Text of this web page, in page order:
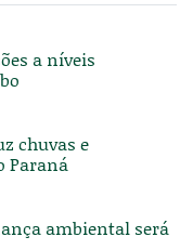
a níveis
chuvas e
Paraná
ambiental será